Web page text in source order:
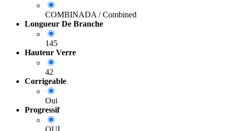
COMBINADA / Combined
Longueur De Branche
145
Hauteur Verre
42
Corrigeable
Oui
Progressif
OUI